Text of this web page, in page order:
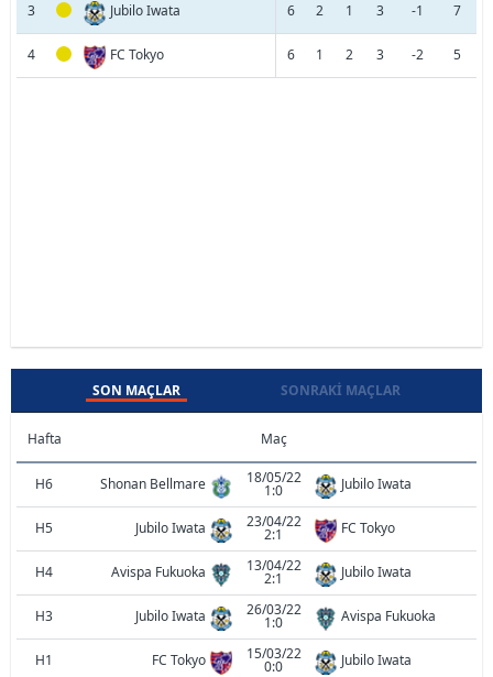
3 Jubilo Iwata 6 2 1 3 -1 7
4 FC Tokyo 6 1 2 3 -2 5
SON MAÇLAR SONRAKI MAÇLAR
Hafta Maç
H6 Shonan Bellmare 18/05/22
1:0 Jubilo Iwata
H5 Jubilo Iwata 23/04/22
2:1 FC Tokyo
H4 Avispa Fukuoka 13/04/22
2:1 Jubilo Iwata
H3 Jubilo Iwata 26/03/22
1:0 Avispa Fukuoka
H1 FC Tokyo 15/03/22
0:0 Jubilo Iwata